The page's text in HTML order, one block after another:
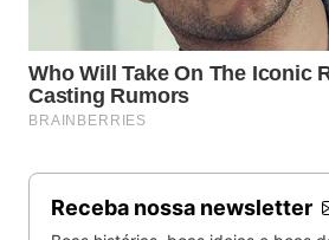
Receba nossa newsletter